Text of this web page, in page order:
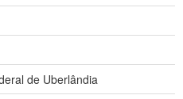
de Uberlândia